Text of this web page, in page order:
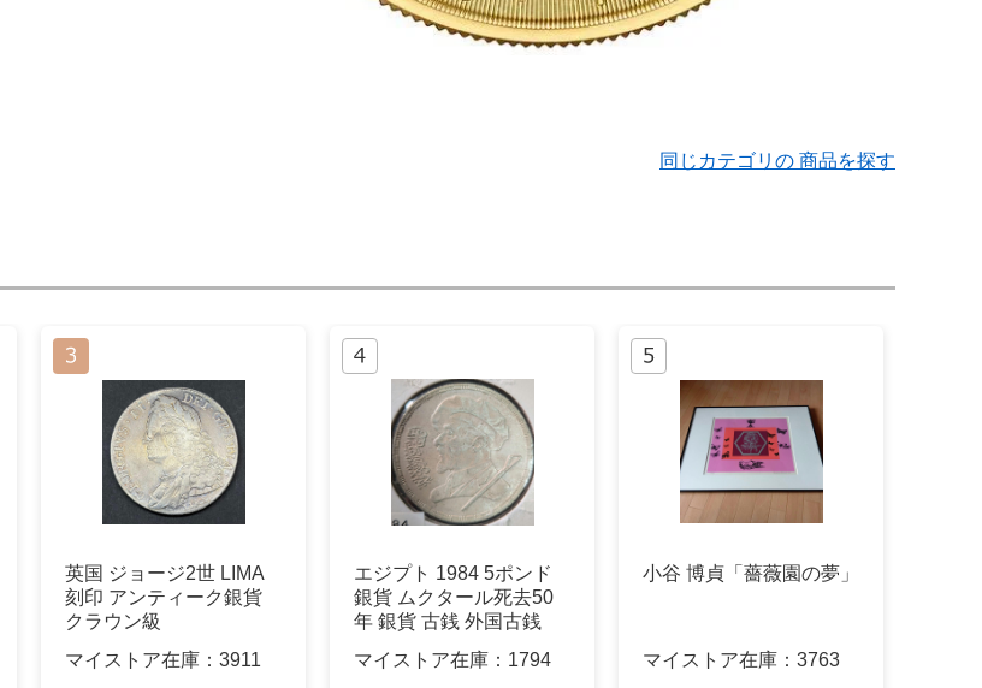
同じカテゴリの 商品を探す
英国 ジョージ2世 LIMA
刻印 アンティーク銀貨
クラウン級
マイストア在庫： 3911
エジプト 1984 5ポンド
銀貨 ムクタール死去50
年 銀貨 古銭 外国古銭
マイストア在庫： 1794
小谷 博貞「薔薇園の夢」
マイストア在庫： 3763